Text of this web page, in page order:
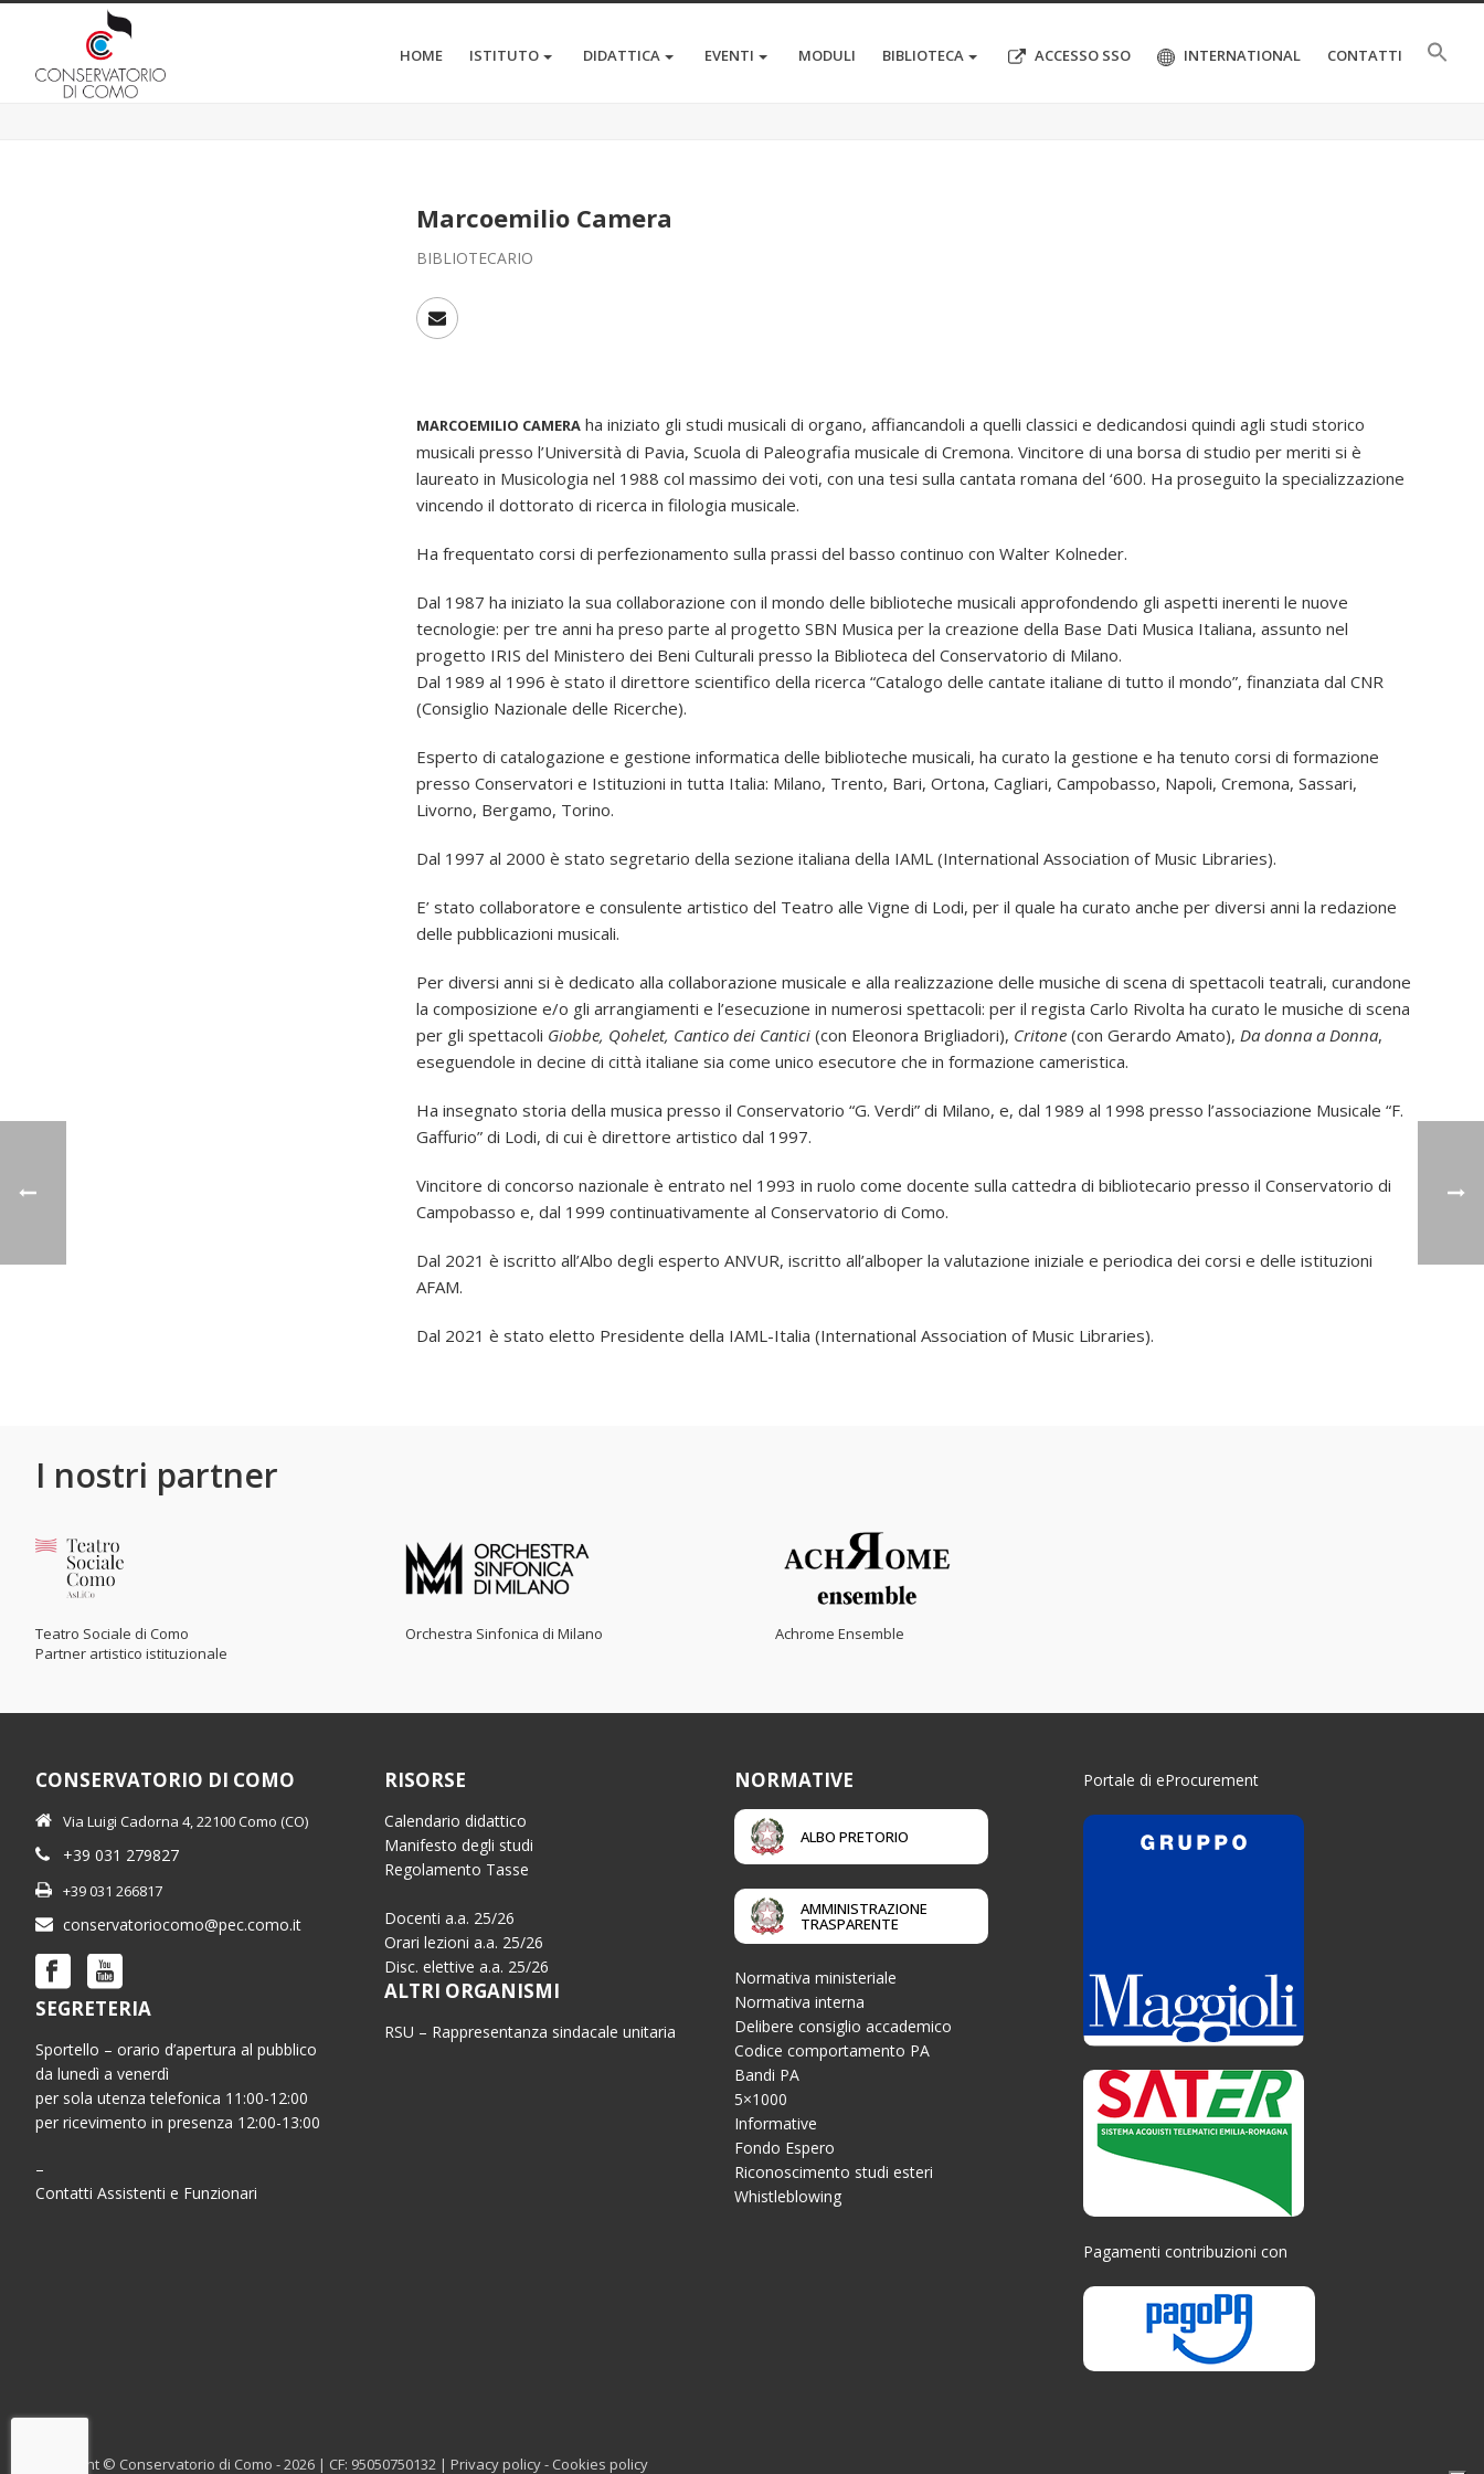
HOME ISTITUTO DIDATTICA EVENTI MODULI BIBLIOTECA ACCESSO SSO INTERNATIONAL CONTATTI
Marcoemilio Camera
BIBLIOTECARIO
MARCOEMILIO CAMERA ha iniziato gli studi musicali di organo, affiancandoli a quelli classici e dedicandosi quindi agli studi storico
musicali presso l’Università di Pavia, Scuola di Paleografia musicale di Cremona. Vincitore di una borsa di studio per meriti si è
laureato in Musicologia nel 1988 col massimo dei voti, con una tesi sulla cantata romana del ‘600. Ha proseguito la specializzazione
vincendo il dottorato di ricerca in filologia musicale.
Ha frequentato corsi di perfezionamento sulla prassi del basso continuo con Walter Kolneder.
Dal 1987 ha iniziato la sua collaborazione con il mondo delle biblioteche musicali approfondendo gli aspetti inerenti le nuove
tecnologie: per tre anni ha preso parte al progetto SBN Musica per la creazione della Base Dati Musica Italiana, assunto nel
progetto IRIS del Ministero dei Beni Culturali presso la Biblioteca del Conservatorio di Milano.
Dal 1989 al 1996 è stato il direttore scientifico della ricerca “Catalogo delle cantate italiane di tutto il mondo”, finanziata dal CNR
(Consiglio Nazionale delle Ricerche).
Esperto di catalogazione e gestione informatica delle biblioteche musicali, ha curato la gestione e ha tenuto corsi di formazione
presso Conservatori e Istituzioni in tutta Italia: Milano, Trento, Bari, Ortona, Cagliari, Campobasso, Napoli, Cremona, Sassari,
Livorno, Bergamo, Torino.
Dal 1997 al 2000 è stato segretario della sezione italiana della IAML (International Association of Music Libraries).
E’ stato collaboratore e consulente artistico del Teatro alle Vigne di Lodi, per il quale ha curato anche per diversi anni la redazione
delle pubblicazioni musicali.
Per diversi anni si è dedicato alla collaborazione musicale e alla realizzazione delle musiche di scena di spettacoli teatrali, curandone
la composizione e/o gli arrangiamenti e l’esecuzione in numerosi spettacoli: per il regista Carlo Rivolta ha curato le musiche di scena
per gli spettacoli Giobbe, Qohelet, Cantico dei Cantici (con Eleonora Brigliadori), Critone (con Gerardo Amato), Da donna a Donna,
eseguendole in decine di città italiane sia come unico esecutore che in formazione cameristica.
Ha insegnato storia della musica presso il Conservatorio “G. Verdi” di Milano, e, dal 1989 al 1998 presso l’associazione Musicale “F.
Gaffurio” di Lodi, di cui è direttore artistico dal 1997.
Vincitore di concorso nazionale è entrato nel 1993 in ruolo come docente sulla cattedra di bibliotecario presso il Conservatorio di
Campobasso e, dal 1999 continuativamente al Conservatorio di Como.
Dal 2021 è iscritto all’Albo degli esperto ANVUR, iscritto all’alboper la valutazione iniziale e periodica dei corsi e delle istituzioni
AFAM.
Dal 2021 è stato eletto Presidente della IAML-Italia (International Association of Music Libraries).
I nostri partner
Teatro Sociale di Como
Partner artistico istituzionale
Orchestra Sinfonica di Milano Achrome Ensemble
CONSERVATORIO DI COMO
Via Luigi Cadorna 4, 22100 Como (CO)
+39 031 279827
+39 031 266817
conservatoriocomo@pec.como.it
SEGRETERIA
Sportello – orario d’apertura al pubblico
da lunedì a venerdì
per sola utenza telefonica 11:00-12:00
per ricevimento in presenza 12:00-13:00
–
Contatti Assistenti e Funzionari
RISORSE
Calendario didattico
Manifesto degli studi
Regolamento Tasse
Docenti a.a. 25/26
Orari lezioni a.a. 25/26
Disc. elettive a.a. 25/26
ALTRI ORGANISMI
RSU – Rappresentanza sindacale unitaria
NORMATIVE
ALBO PRETORIO
AMMINISTRAZIONE
TRASPARENTE
Normativa ministeriale
Normativa interna
Delibere consiglio accademico
Codice comportamento PA
Bandi PA
5×1000
Informative
Fondo Espero
Riconoscimento studi esteri
Whistleblowing
Portale di eProcurement
Pagamenti contribuzioni con
Copyright © Conservatorio di Como - 2026 | CF: 95050750132 | Privacy policy- Cookies policy